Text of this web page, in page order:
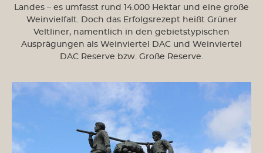
Landes – es umfasst rund 14.000 Hektar und eine große
Weinvielfalt. Doch das Erfolgsrezept heißt Grüner
Veltliner, namentlich in den gebietstypischen
Ausprägungen als Weinviertel DAC und Weinviertel
DAC Reserve bzw. Große Reserve.